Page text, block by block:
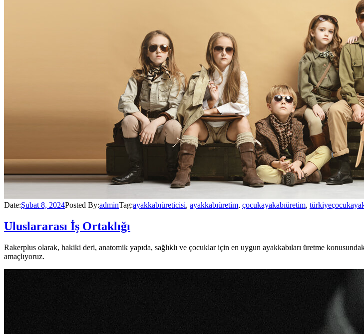
Date:Şubat 8, 2024Posted By:adminTag:ayakkabıüreticisi, ayakkabıüretim, çocukayakabıüretim,
Uluslararası İş Ortaklığı
Rakerplus olarak, hakiki deri, anatomik yapıda, sağlıklı ve çocuklar için en uygun ayakkabıları üretme
amaçlıyoruz.